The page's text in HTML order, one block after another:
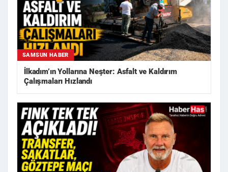
SAMSUN HABER
İlkadım’ın Yollarına Neşter: Asfalt ve Kaldırım
Çalışmaları Hızlandı